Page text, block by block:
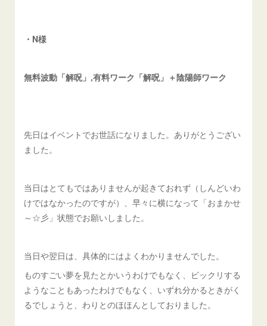
・N様
無料波動「解呪」,有料ワーク「解呪」＋陰陽師ワーク
先日はイベントでお世話になりました。ありがとうござい
ました。
当日はとてもではありませんが起きておれず（しんどいわ
けではなかったのですが）、早々に横になって「おまかせ
～☆彡」状態でお願いしました。
当日や翌日は、具体的にはよくわかりませんでした。
ものすごい夢を見たとかいうわけでもなく、ビックリする
ようなこともあったわけでもなく、いずれ分かるときがく
るでしょうと、わりとのほほんとしておりました。